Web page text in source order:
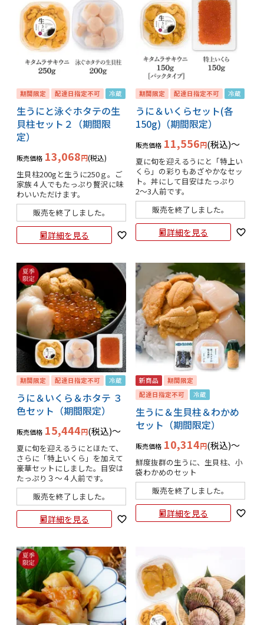
期間限定 配達日指定不可 冷蔵
生うにと泳ぐホタテの生
貝柱セット２（期間限
定）
販売価格 13,068 税込
生貝柱200gと生うに250ｇ。ご
家族４人でもたっぷり贅沢に味
わいいただけます。
販売を終了しました。
詳細を見る
期間限定 配達日指定不可 冷蔵
うに＆いくらセット(各
150g)（期間限定）
販売価格 11,556 税込 〜
夏に旬を迎えるうにと「特上い
くら」の彩りもあざやかなセッ
ト。丼にして目安はたっぷり
2〜3人前です。
販売を終了しました。
詳細を見る
期間限定 配達日指定不可 冷蔵
うに＆いくら＆ホタテ ３
色セット（期間限定）
販売価格 15,444 税込 〜
夏に旬を迎えるうにとほたて、
さらに「特上いくら」を加えて
豪華セットにしました。目安は
たっぷり３〜４人前です。
販売を終了しました。
詳細を見る
新商品
期間限定
配達日指定不可
冷蔵
生うに＆生貝柱＆わかめ
セット（期間限定）
販売価格 10,314 税込 〜
鮮度抜群の生うに、生貝柱、小
袋わかめのセット
販売を終了しました。
詳細を見る